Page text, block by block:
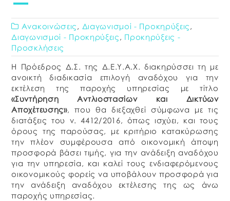
Ανακοινώσεις , Διαγωνισμοί - Προκηρύξεις ,
Διαγωνισμοί - Προκηρύξεις , Προκηρύξεις -
Προσκλήσεις
Η Πρόεδρος Δ.Σ. της Δ.Ε.Υ.Α.Χ. διακηρύσσει τη με
ανοικτή διαδικασία επιλογή αναδόχου για την
εκτέλεση της παροχής υπηρεσίας με τίτλο
«Συντήρηση Αντλιοστασίων και Δικτύων
Αποχέτευσης», που θα διεξαχθεί σύμφωνα με τις
διατάξεις του ν. 4412/2016, όπως ισχύει, και τους
όρους της παρούσας, με κριτήριο κατακύρωσης
την πλέον συμφέρουσα από οικονομική άποψη
προσφορά βάσει τιμής, για την ανάδειξη αναδόχου
για την υπηρεσία, και καλεί τους ενδιαφερόμενους
οικονομικούς φορείς να υποβάλουν προσφορά για
την ανάδειξη αναδόχου εκτέλεσης της ως άνω
παροχής υπηρεσίας.